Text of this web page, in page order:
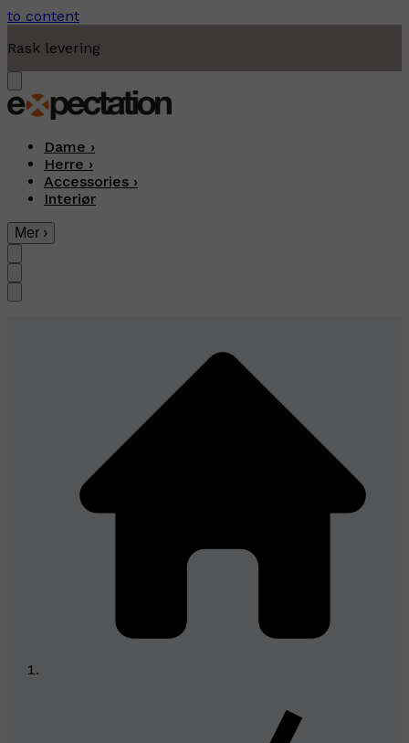
to content
Moderne fritidsklær
Dame ›
Herre ›
Accessories ›
Interiør
Mer ›